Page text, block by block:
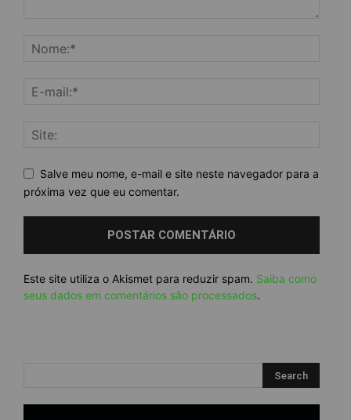
Salve meu nome, e-mail e site neste navegador para a
próxima vez que eu comentar.
Este site utiliza o Akismet para reduzir spam. Saiba como
seus dados em comentários são processados.